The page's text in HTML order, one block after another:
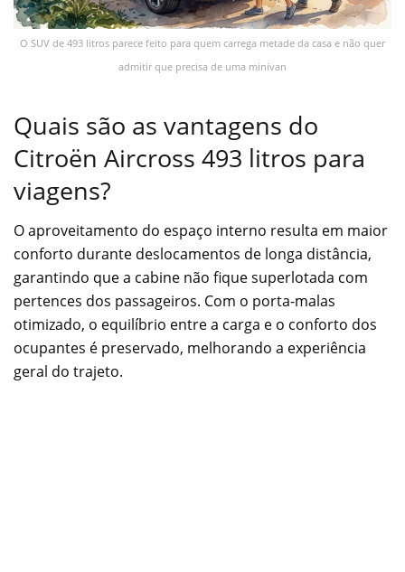
O SUV de 493 litros parece feito para quem carrega metade da casa e não quer
admitir que precisa de uma minivan
Quais são as vantagens do
Citroën Aircross 493 litros para
viagens?
O aproveitamento do espaço interno resulta em maior
conforto durante deslocamentos de longa distância,
garantindo que a cabine não fique superlotada com
pertences dos passageiros. Com o porta-malas
otimizado, o equilíbrio entre a carga e o conforto dos
ocupantes é preservado, melhorando a experiência
geral do trajeto.